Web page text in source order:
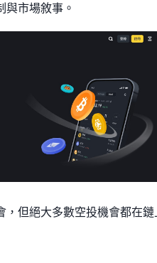
與市場敘事。
，但絕大多數空投機會都在鏈